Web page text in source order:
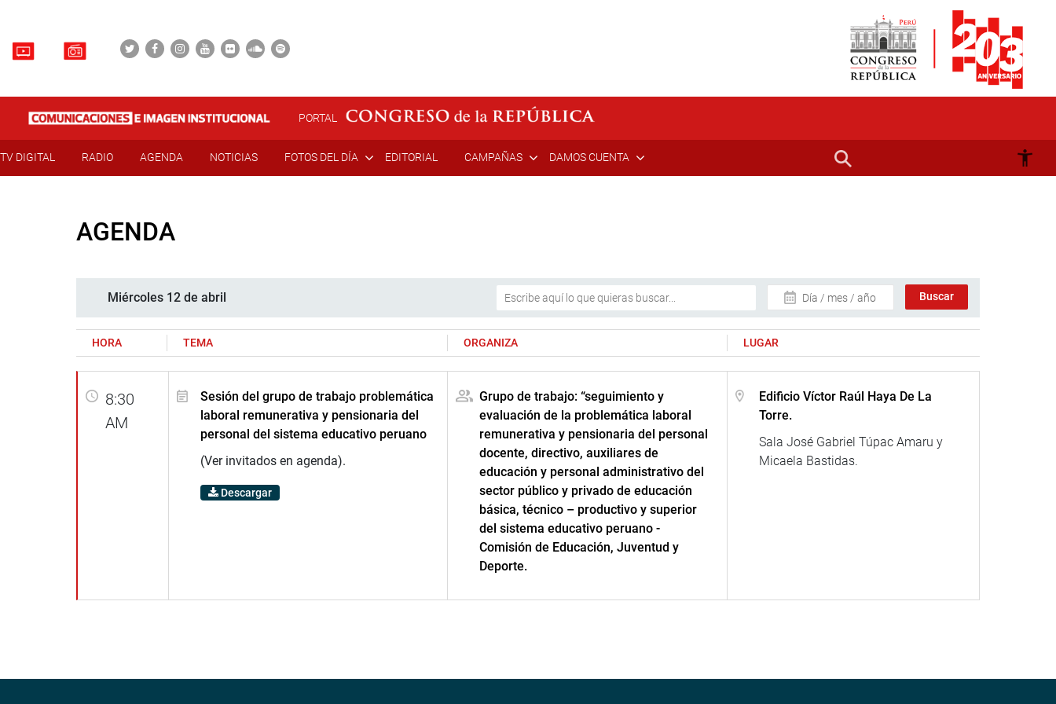
PORTAL
TV DIGITAL RADIO AGENDA NOTICIAS FOTOS DEL DÍA EDITORIAL CAMPAÑAS DAMOS CUENTA
AGENDA
Miércoles 12 de abril Día / mes / año
HORA TEMA ORGANIZA LUGAR
8:30
AM
Sesión del grupo de trabajo problemática
laboral remunerativa y pensionaria del
personal del sistema educativo peruano
(Ver invitados en agenda).
Descargar
Grupo de trabajo: “seguimiento y
evaluación de la problemática laboral
remunerativa y pensionaria del personal
docente, directivo, auxiliares de
educación y personal administrativo del
sector público y privado de educación
básica, técnico – productivo y superior
del sistema educativo peruano -
Comisión de Educación, Juventud y
Deporte.
Edificio Víctor Raúl Haya De La
Torre.
Sala José Gabriel Túpac Amaru y
Micaela Bastidas.